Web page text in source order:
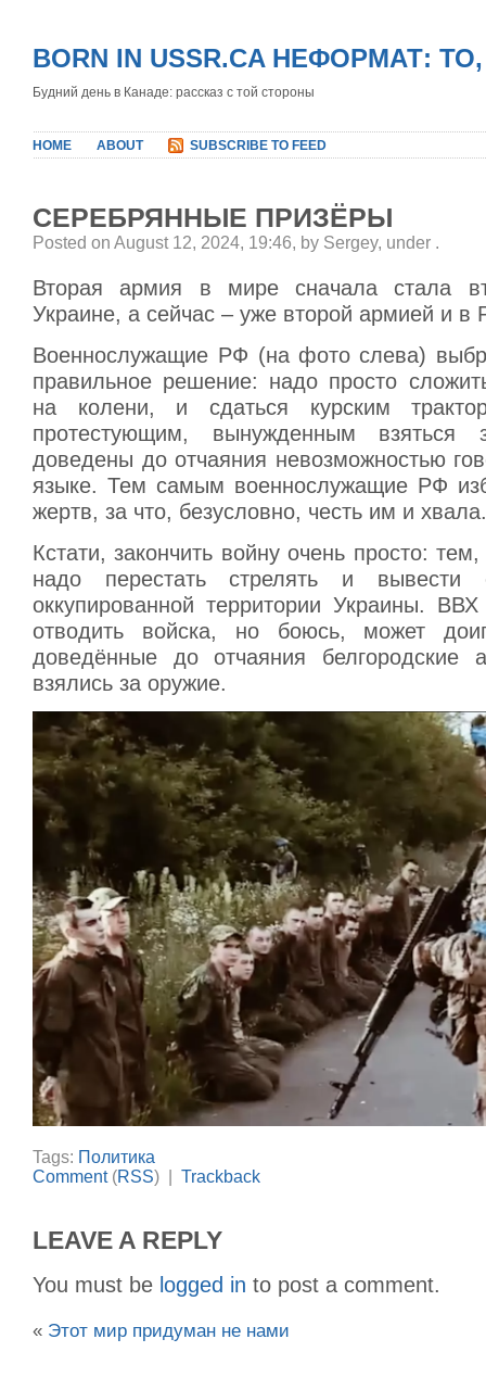
BORN IN USSR.CA НЕФОРМАТ:
Будний день в Канаде: рассказ с той стороны
HOME ABOUT SUBSCRIBE TO FEED
СЕРЕБРЯННЫЕ ПРИЗЁРЫ
Posted on August 12, 2024, 19:46, by Sergey, under .
Вторая армия в мире сначала стала
Украине, а сейчас – уже второй армией и в
Военнослужащие РФ (на фото слева)
правильное решение: надо просто
на колени, и сдаться курским
протестующим, вынужденным взяться
доведены до отчаяния невозможностью
языке. Тем самым военнослужащие РФ
жертв, за что, безусловно, честь им и хвала.
Кстати, закончить войну очень просто:
надо перестать стрелять и
оккупированной территории Украины.
отводить войска, но боюсь, может
доведённые до отчаяния белгородские
взялись за оружие.
Tags: Политика
Comment(RSS) | Trackback
LEAVE A REPLY
You must be logged in to post a comment.
« Этот мир придуман не нами